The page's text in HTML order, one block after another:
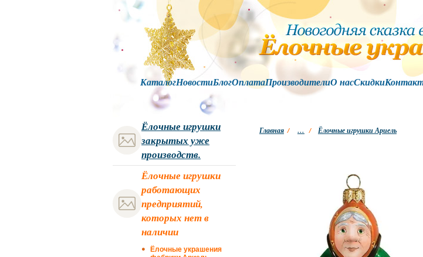
КаталогНовостиБлогОплатаПроизводителиО насСкидки
Главная / … / Ёлочные игрушки Ариель
Ёлочные игрушки
закрытых уже
производств.
Ёлочные игрушки
работающих
предприятий,
которых нет в
наличии
Ёлочные украшения